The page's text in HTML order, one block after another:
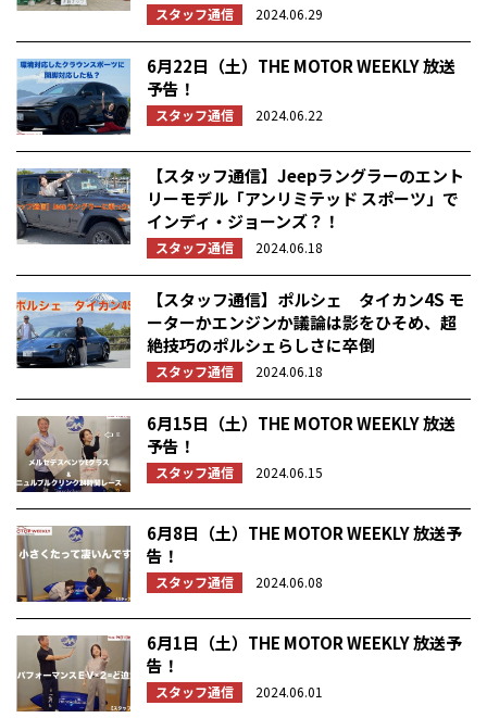
スタッフ通信 2024.06.29
6月22日（土）THE MOTOR WEEKLY 放送
予告！
スタッフ通信 2024.06.22
【スタッフ通信】Jeepラングラーのエント
リーモデル「アンリミテッド スポーツ」で
インディ・ジョーンズ？！
スタッフ通信 2024.06.18
【スタッフ通信】ポルシェ タイカン4S モ
ーターかエンジンか議論は影をひそめ、超
絶技巧のポルシェらしさに卒倒
スタッフ通信 2024.06.18
6月15日（土）THE MOTOR WEEKLY 放送
予告！
スタッフ通信 2024.06.15
6月8日（土）THE MOTOR WEEKLY 放送予
告！
スタッフ通信 2024.06.08
6月1日（土）THE MOTOR WEEKLY 放送予
告！
スタッフ通信 2024.06.01